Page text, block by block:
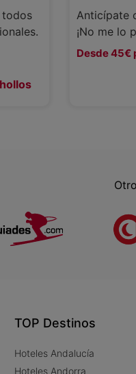
todos
Anticípate
¡No me lo
Desde 45€
TOP Destinos
Hoteles Andalucía
Hoteles Andorra